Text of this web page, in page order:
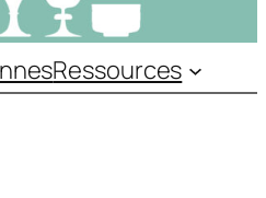
Ressources